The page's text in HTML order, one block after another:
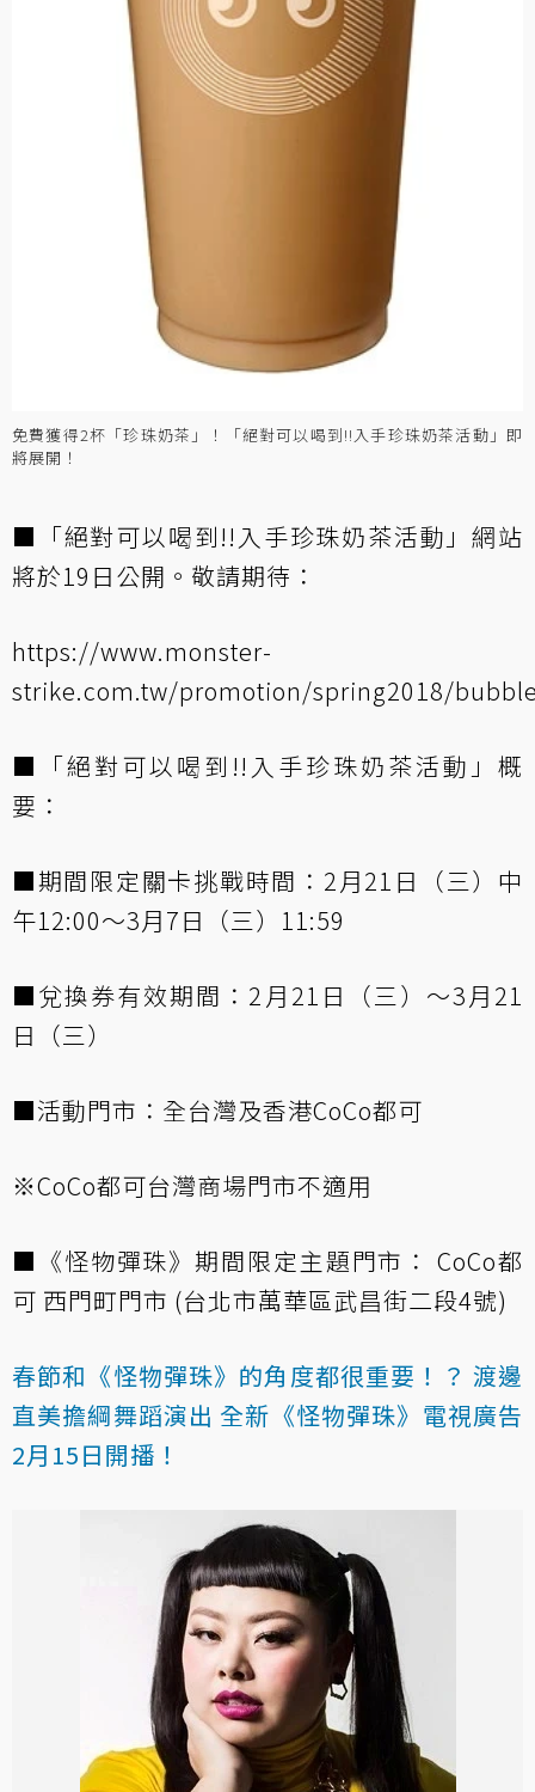
免費獲得2杯「珍珠奶茶」！「絕對可以喝到!!入手珍珠奶茶活動」即
將展開！
■「絕對可以喝到!!入手珍珠奶茶活動」網站
將於19日公開。敬請期待：
https://www.monster-
strike.com.tw/promotion/spring2018/
■「絕對可以喝到!!入手珍珠奶茶活動」概
要：
■期間限定關卡挑戰時間：2月21日（三）中
午12:00～3月7日（三）11:59
■兌換券有效期間：2月21日（三）～3月21
日（三）
■活動門市：全台灣及香港CoCo都可
※CoCo都可台灣商場門市不適用
■《怪物彈珠》期間限定主題門市： CoCo都
可 西門町門市 (台北市萬華區武昌街二段4號)
春節和《怪物彈珠》的角度都很重要！？ 渡邊
直美擔綱舞蹈演出 全新《怪物彈珠》電視廣告
2月15日開播！